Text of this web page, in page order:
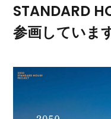
STANDARD
参画していま